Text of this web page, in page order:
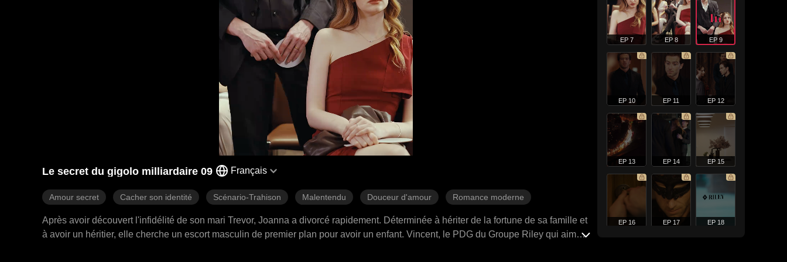
Le secret du gigolo milliardaire 09 Français
Amour secret Cacher son identité Scénario-Trahison Malentendu Douceur d'amour Romance moderne
Après avoir découvert l'infidélité de son mari Trevor, Joanna a divorcé rapidement. Déterminée à hériter de la fortune de sa famille et
à avoir un héritier, elle cherche un escort masculin de premier plan pour avoir un enfant. Vincent, le PDG du Groupe Riley qui aimait
EP 7 EP 8 EP 9
EP 10 EP 11 EP 12
EP 13 EP 14 EP 15
EP 16 EP 17 EP 18